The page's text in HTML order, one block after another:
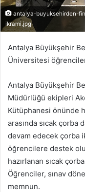
antalya-buyuksehirden-
ikrami.jpg
Antalya Büyükşehir
Üniversitesi
Antalya Büyükşehir
Müdürlüğü ekipleri
Kütüphanesi önünde
arasında sıcak çorba
devam edecek çorba
öğrencilere destek
hazırlanan sıcak
Öğrenciler, sınav
memnun.